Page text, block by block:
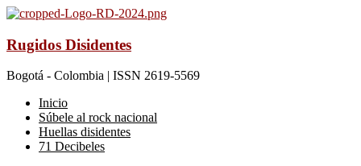
Rugidos Disidentes
Bogotá - Colombia | ISSN 2619-5569
Inicio
Súbele al rock nacional
Huellas disidentes
71 Decibeles